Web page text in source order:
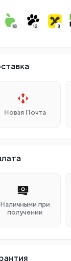
Новая Почта
Наличными при
получении